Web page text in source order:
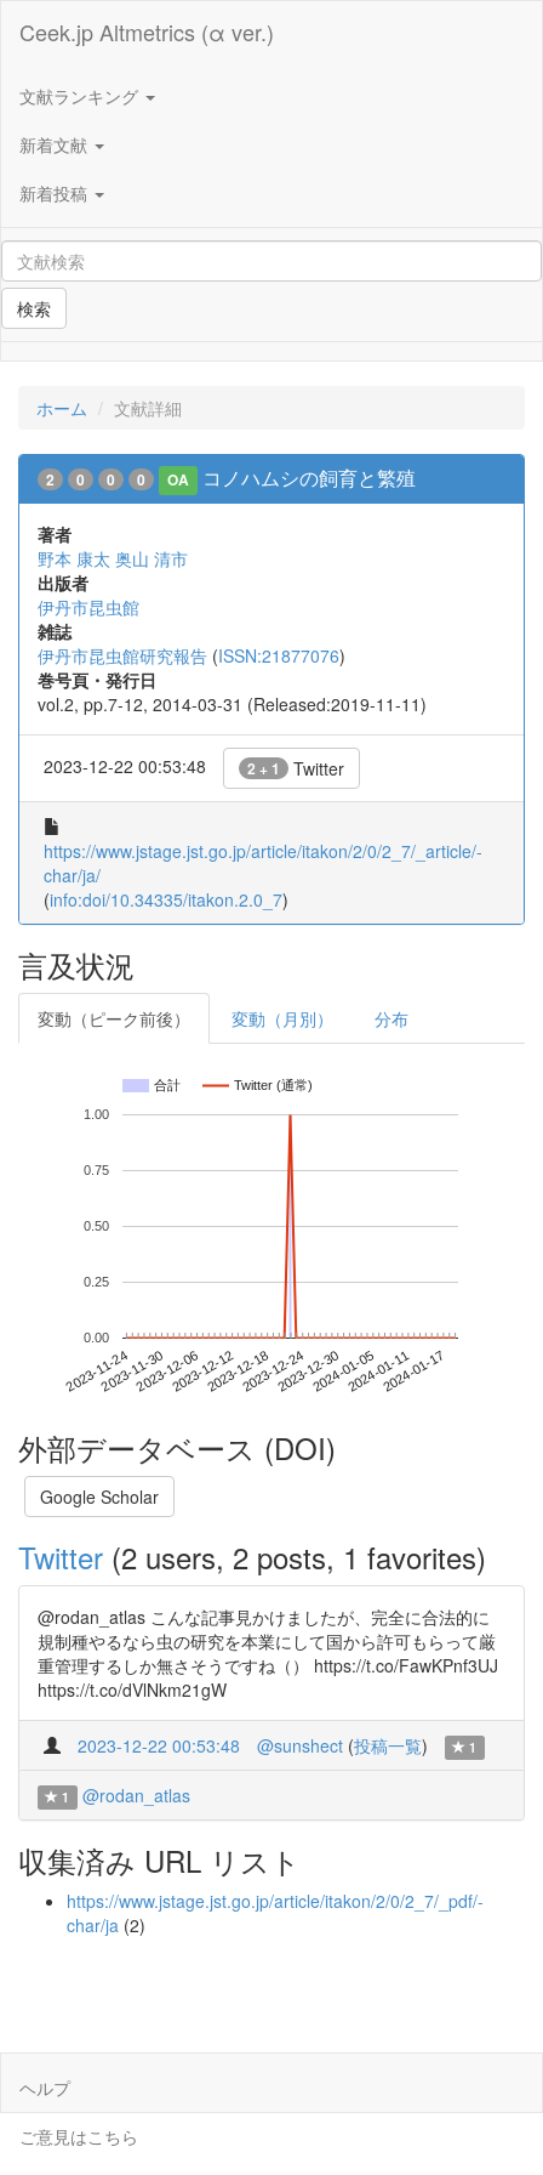
Ceek.jp Altmetrics (α ver.)
文献ランキング
新着文献
新着投稿
検索
ホーム 文献詳細
2 0 0 0 OA コノハムシの飼育と繁殖
著者
野本 康太 奥山 清市
出版者
伊丹市昆虫館
雑誌
伊丹市昆虫館研究報告 (ISSN:21877076)
巻号頁・発行日
vol.2, pp.7-12, 2014-03-31 (Released:2019-11-11)
2023-12-22 00:53:48 2 + 1 Twitter
https://www.jstage.jst.go.jp/article/itakon/2/0/2_7/_article/-
char/ja/
(info:doi/10.34335/itakon.2.0_7)
言及状況
変動（ピーク前後） 変動（月別） 分布
合計 Twitter (通常)
2023-11-242023-11-302023-12-062023-12-122023-12-182023-12-242023-12-302024-01-052024-01-112024-01-17
0.00
0.25
0.50
0.75
1.00
外部データベース (DOI)
Google Scholar
Twitter (2 users, 2 posts, 1 favorites)
@rodan_atlas こんな記事見かけましたが、完全に合法的に
規制種やるなら虫の研究を本業にして国から許可もらって厳
重管理するしか無さそうですね（） https://t.co/FawKPnf3UJ
https://t.co/dVlNkm21gW
2023-12-22 00:53:48 @sunshect (投稿一覧) 1
1 @rodan_atlas
収集済み URL リスト
https://www.jstage.jst.go.jp/article/itakon/2/0/2_7/_pdf/-
char/ja (2)
ヘルプ
ご意見はこちら